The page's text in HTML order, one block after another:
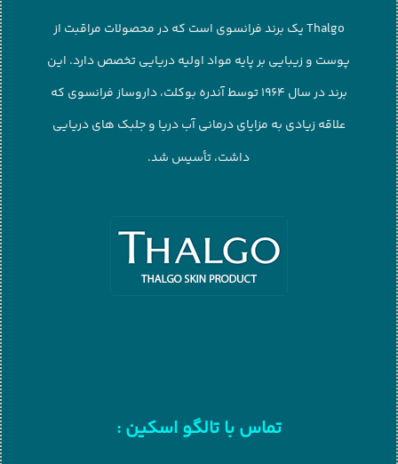
Thalgo یک برند فرانسوی است که در محصولات مراقبت از
پوست و زیبایی بر پایه مواد اولیه دریایی تخصص دارد. این
برند در سال 1964 توسط آندره بوکلت، داروساز فرانسوی که
علاقه زیادی به مزایای درمانی آب دریا و جلبک های دریایی
داشت، تأسیس شد.
تماس با تالگو اسکین :